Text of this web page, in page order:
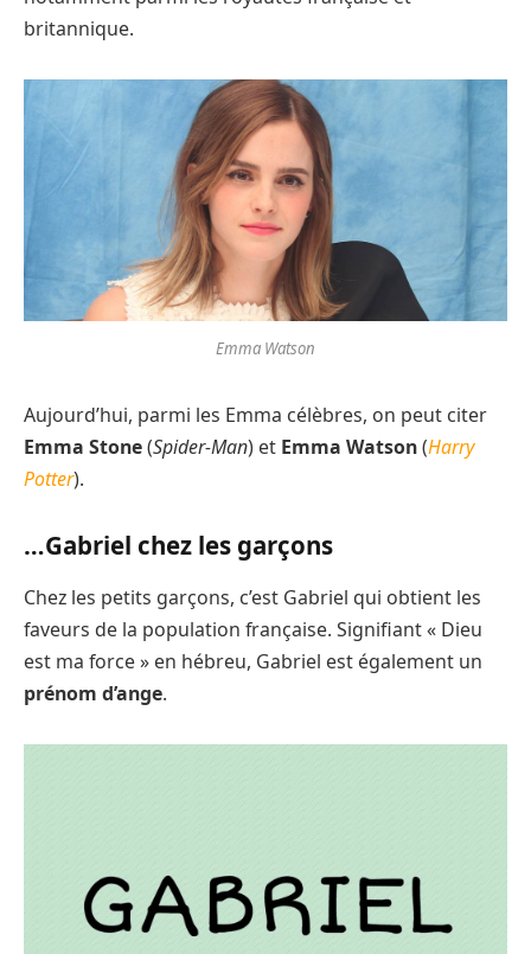
britannique.
Emma Watson
Aujourd’hui, parmi les Emma célèbres, on peut citer
Emma Stone(Spider-Man) et Emma Watson(Harry
Potter).
…Gabriel chez les garçons
Chez les petits garçons, c’est Gabriel qui obtient les
faveurs de la population française. Signifiant « Dieu
est ma force » en hébreu, Gabriel est également un
prénom d’ange.